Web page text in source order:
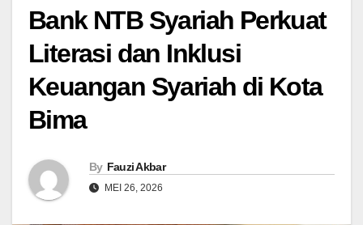
Bank NTB Syariah Perkuat
Literasi dan Inklusi
Keuangan Syariah di Kota
Bima
By Fauzi Akbar
MEI 26, 2026